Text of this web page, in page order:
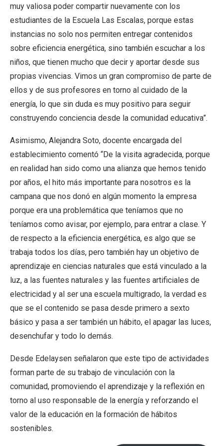
muy valiosa poder compartir nuevamente con los
estudiantes de la Escuela Las Escalas, porque estas
instancias no solo nos permiten entregar contenidos
sobre eficiencia energética, sino también escuchar a los
niños, que tienen mucho que decir y aportar desde sus
propias vivencias. Vimos un gran compromiso de parte de
ellos y de sus profesores en torno al cuidado de la
energía, lo que sin duda es muy positivo para seguir
construyendo conciencia desde la comunidad educativa”.
Asimismo, Alejandra Soto, docente encargada del
establecimiento comentó “De la visita agradecida, porque
en realidad han sido como una alianza que hemos tenido
por años, el hito más importante para nosotros es la
campana que nos donó en algún momento la empresa
porque era una problemática que teníamos que no
teníamos como avisar, por ejemplo, para entrar a clase. Y
de respecto a la eficiencia energética, es algo que se
trabaja todos los días, pero también hay un objetivo de
aprendizaje en ciencias naturales que está vinculado a la
luz, a las fuentes naturales y las fuentes artificiales de
electricidad y al ser una escuela multigrado, la verdad es
que se el contenido se pasa desde primero a sexto
básico y pasa a ser también un hábito, el apagar las luces,
desenchufar y todo lo demás.
Desde Edelaysen señalaron que este tipo de actividades
forman parte de su trabajo de vinculación con la
comunidad, promoviendo el aprendizaje y la reflexión en
torno al uso responsable de la energía y reforzando el
valor de la educación en la formación de hábitos
sostenibles.